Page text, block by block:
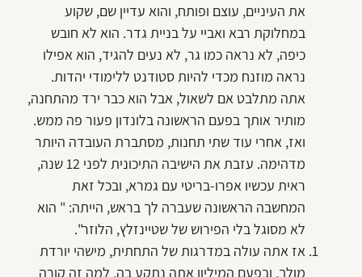
את העיניים, עוצם ופותח, והוא עדיין שם, שקוע
במחלוקת רבא ואביי על בניית גדר. הוא לא חובש
כיפה, לא נראה כמו גר, לא נעים להגיד, הוא אפילו
נראה מוזנח מכדי להיות סטודנט ללימודי יהדות.
אתה מתלבט אם לשאול, אבל הוא כבר ירד מהתחנה,
מותיר אותך בפעם הראשונה בלונדון פעור פה ממש.
ואז, אחרי עוד שתי תחנות, מסתברת העובדה היותר
מדהימה. עזבת את הישיבה התיכונית לפני 12 שנה,
ראית עכשיו אפרו-בריטי עם גמרא, ובכל זאת
המחשבה הראשונה שעברה לך בראש, הייתה: " הוא
לא מסוגל בלי הפירוש של שטיינזלץ, הלוזר".
אז אתה עולה במדרגות של התחתית, מישהי יורדת
מולך, ובפעם המיליון אתה נתקע בה. למה זה קורה